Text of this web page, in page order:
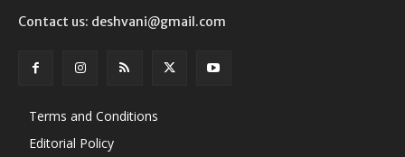
Contact us: deshvani@gmail.com
Terms and Conditions
Editorial Policy